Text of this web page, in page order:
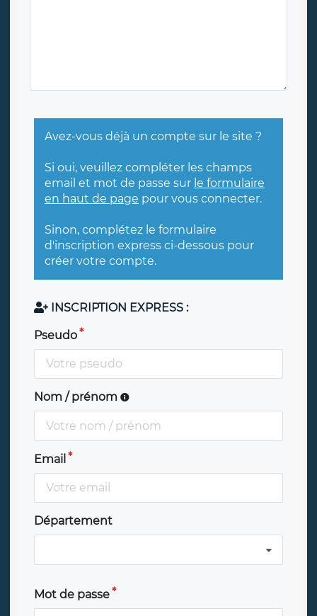
Avez-vous déjà un compte sur le site ?
Si oui, veuillez compléter les champs
email et mot de passe sur le formulaire
en haut de page pour vous connecter.
Sinon, complétez le formulaire
d'inscription express ci-dessous pour
créer votre compte.
INSCRIPTION EXPRESS :
Pseudo
Nom / prénom
Email
Département
Mot de passe